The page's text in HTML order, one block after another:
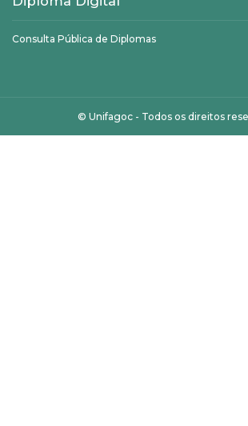
Consulta Pública de Diplomas
© Unifagoc- Todos os direitos